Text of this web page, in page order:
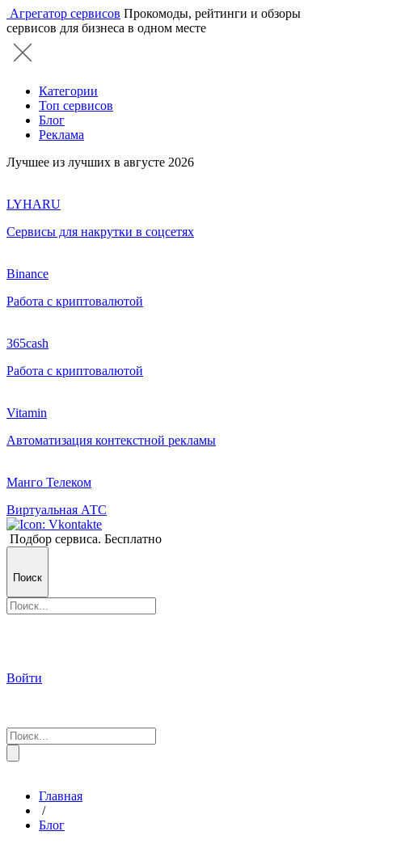
Агрегатор сервисов Прокомоды, рейтинги и обзоры
сервисов для бизнеса в одном месте
Категории
Топ сервисов
Блог
Реклама
Лучшее из лучших в августе 2026
LYHARU
Сервисы для накрутки в соцсетях
Binance
Работа с криптовалютой
365cash
Работа с криптовалютой
Vitamin
Автоматизация контекстной рекламы
Манго Телеком
Виртуальная АТС
Подбор сервиса. Бесплатно
Поиск
Войти
Главная
/
Блог